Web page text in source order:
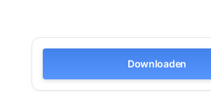
Downloaden